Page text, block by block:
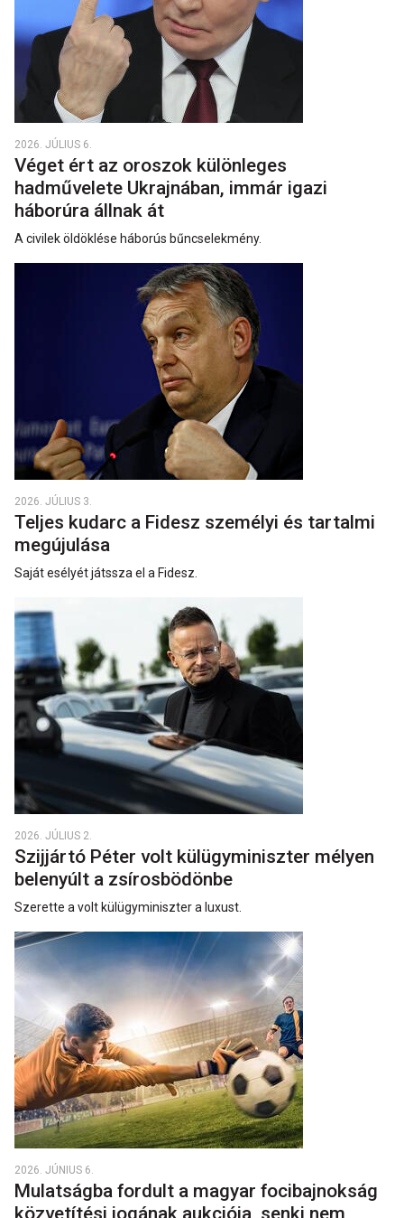
2026. JÚLIUS 6.
Véget ért az oroszok különleges
hadművelete Ukrajnában, immár igazi
háborúra állnak át
A civilek öldöklése háborús bűncselekmény.
2026. JÚLIUS 3.
Teljes kudarc a Fidesz személyi és tartalmi
megújulása
Saját esélyét játssza el a Fidesz.
2026. JÚLIUS 2.
Szijjártó Péter volt külügyminiszter mélyen
belenyúlt a zsírosbödönbe
Szerette a volt külügyminiszter a luxust.
2026. JÚNIUS 6.
Mulatságba fordult a magyar focibajnokság
közvetítési jogának aukciója, senki nem